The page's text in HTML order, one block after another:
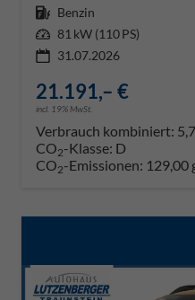
Kraftstoff Benzin
Leistung 81 kW (110 PS)
31.07.2026
21.191,– €
incl. 19% MwSt.
Verbrauch kombiniert:
CO2-Klasse: D
CO2-Emissionen: 129,00